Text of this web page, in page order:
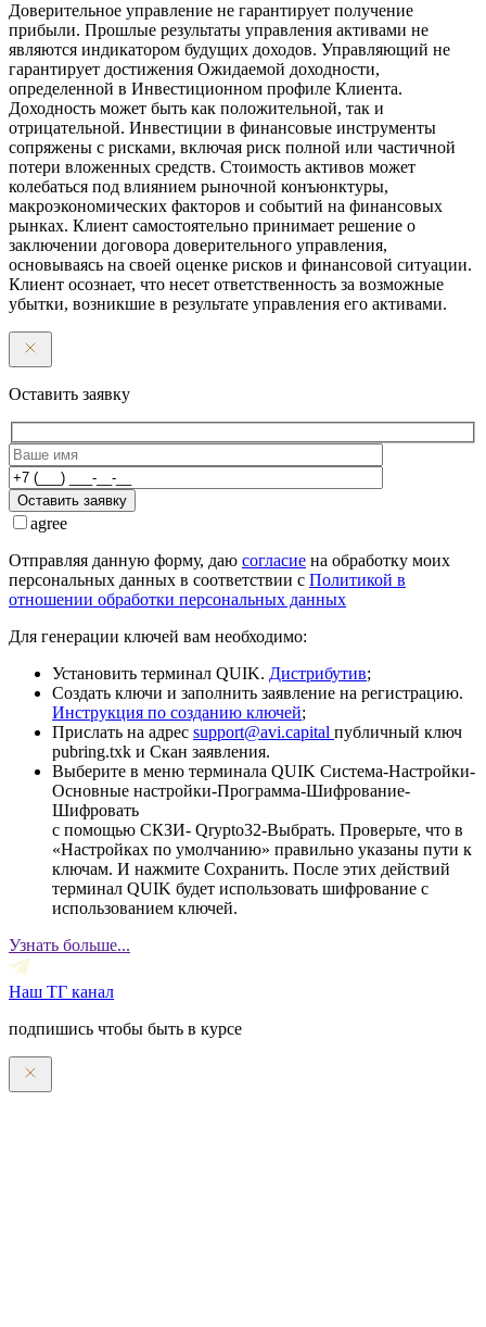
Доверительное управление не гарантирует получение
прибыли. Прошлые результаты управления активами не
являются индикатором будущих доходов. Управляющий не
гарантирует достижения Ожидаемой доходности,
определенной в Инвестиционном профиле Клиента.
Доходность может быть как положительной, так и
отрицательной. Инвестиции в финансовые инструменты
сопряжены с рисками, включая риск полной или частичной
потери вложенных средств. Стоимость активов может
колебаться под влиянием рыночной конъюнктуры,
макроэкономических факторов и событий на финансовых
рынках. Клиент самостоятельно принимает решение о
заключении договора доверительного управления,
основываясь на своей оценке рисков и финансовой ситуации.
Клиент осознает, что несет ответственность за возможные
убытки, возникшие в результате управления его активами.
Оставить заявку
Оставить заявку
agree
Отправляя данную форму, даю согласие на обработку моих
персональных данных в соответствии с Политикой в
отношении обработки персональных данных
Для генерации ключей вам необходимо:
Установить терминал QUIK. Дистрибутив;
Создать ключи и заполнить заявление на регистрацию.
Инструкция по созданию ключей;
Прислать на адрес support@avi.capital публичный ключ
pubring.txk и Скан заявления.
Выберите в меню терминала QUIK Система-Настройки-
Основные настройки-Программа-Шифрование-
Шифровать
с помощью СКЗИ- Qrypto32-Выбрать. Проверьте, что в
«Настройках по умолчанию» правильно указаны пути к
ключам. И нажмите Сохранить. После этих действий
терминал QUIK будет использовать шифрование с
использованием ключей.
Узнать больше...
Наш ТГ канал
подпишись чтобы быть в курсе